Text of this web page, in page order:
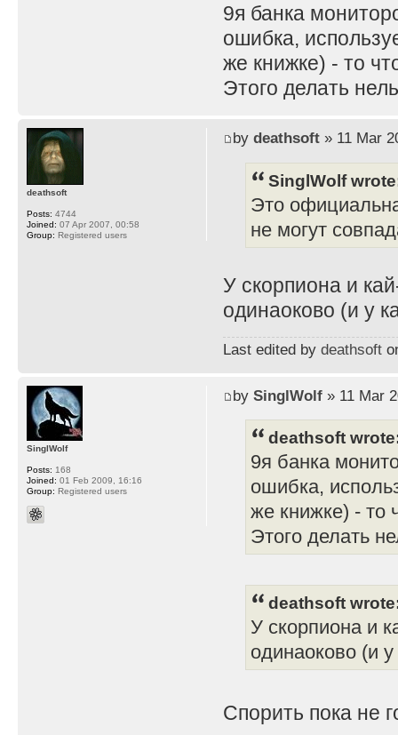
9я банка
ошибка,
же книжке) - то
Этого делать
by deathsoft» 11 Mar
SinglWolf
Это
не могут
У скорпиона и
одинаоково (и у
Last edited by deathsoft
deathsoft
Posts: 4744
Joined: 07 Apr 2007, 00:58
Group: Registered users
by SinglWolf» 11 Mar
deathsoft
9я банка
ошибка,
же книжке) - то
Этого делать
deathsoft
У скорпиона и
одинаоково (и
Спорить пока не
SinglWolf
Posts: 168
Joined: 01 Feb 2009, 16:16
Group: Registered users